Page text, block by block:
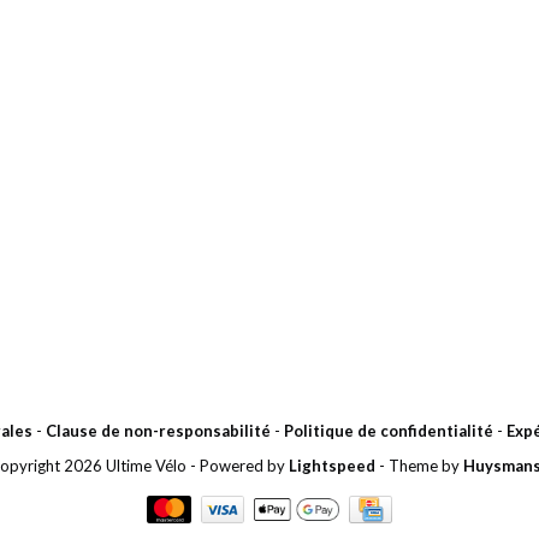
- Clause de non-responsabilité - Politique de confidentialité -
2026 Ultime Vélo - Powered by Lightspeed - Theme by